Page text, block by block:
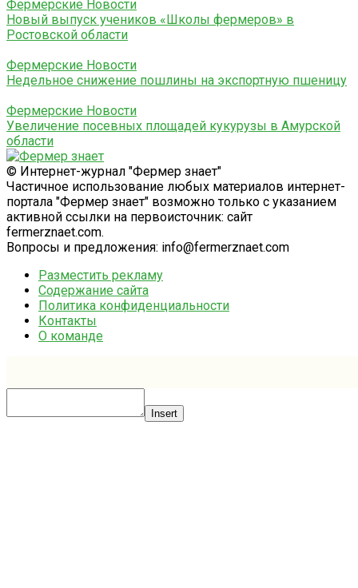
Фермерские Новости
Новый выпуск учеников «Школы фермеров» в
Ростовской области
Фермерские Новости
Недельное снижение пошлины на экспортную пшеницу
Фермерские Новости
Увеличение посевных площадей кукурузы в Амурской
области
© Интернет-журнал "Фермер знает"
Частичное использование любых материалов интернет-
портала "Фермер знает" возможно только с указанием
активной ссылки на первоисточник: сайт
fermerznaet.com.
Вопросы и предложения: info@fermerznaet.com
Разместить рекламу
Содержание сайта
Политика конфиденциальности
Контакты
О команде
Insert